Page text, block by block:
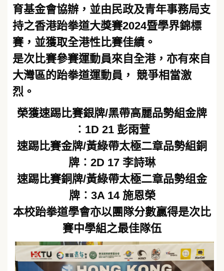
育基金會協辦，並由民政及青年事務局支
持之香港跆拳道大獎賽2024暨學界錦標
賽，並獲取全港性比賽佳績。
是次比賽參賽運動員來自全港，亦有來自
大灣區的跆拳道運動員， 競爭相當激
烈。
榮獲速踢比賽銀牌/黑帶高麗品勢組金牌
︰1D 21 彭雨萱
速踢比賽金牌/黃綠帶太極二章品勢組銅
牌︰2D 17 李詩琳
速踢比賽銅牌/黃綠帶太極二章品勢组金
牌︰3A 14 施恩榮
本校跆拳道學會亦以團隊分數贏得是次比
賽中學組之最佳隊伍